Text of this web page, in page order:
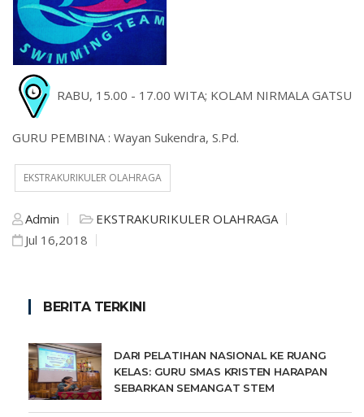
RABU, 15.00 - 17.00 WITA; KOLAM NIRMALA GATSU
GURU PEMBINA : Wayan Sukendra, S.Pd.
EKSTRAKURIKULER OLAHRAGA
Admin
EKSTRAKURIKULER OLAHRAGA
Jul 16,2018
BERITA TERKINI
DARI PELATIHAN NASIONAL KE RUANG
KELAS: GURU SMAS KRISTEN HARAPAN
SEBARKAN SEMANGAT STEM